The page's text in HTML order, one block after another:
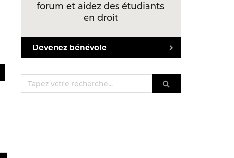
forum et aidez des étudiants
en droit
Devenez bénévole